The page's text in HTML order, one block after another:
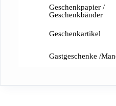
Geschenkpapier /
Geschenkbänder
Geschenkartikel
Gastgeschenke /